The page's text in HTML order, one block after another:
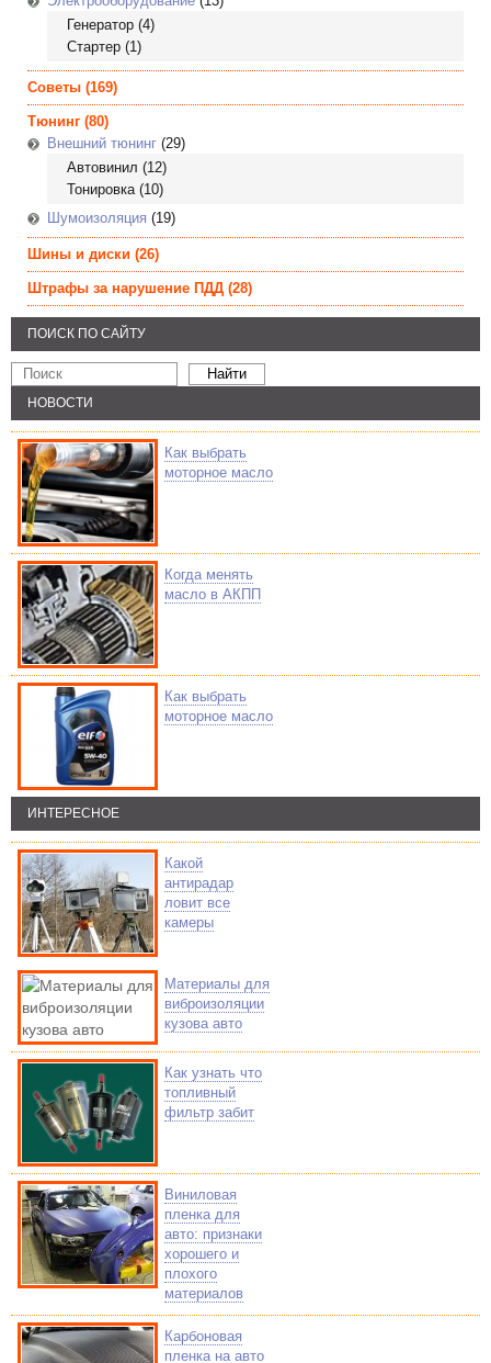
Генератор (4)
Стартер (1)
Советы (169)
Тюнинг (80)
Внешний тюнинг (29)
Автовинил (12)
Тонировка(10)
Шумоизоляция (19)
Шины и диски (26)
Штрафы за нарушение ПДД (28)
ПОИСК ПО САЙТУ
НОВОСТИ
Как выбрать
моторное масло
Когда менять
масло в АКПП
Как выбрать
моторное масло
ИНТЕРЕСНОЕ
Какой
антирадар
ловит все
камеры
Материалы для
виброизоляции
кузова авто
Как узнать что
топливный
фильтр забит
Виниловая
пленка для
авто: признаки
хорошего и
плохого
материалов
Карбоновая
пленка на авто